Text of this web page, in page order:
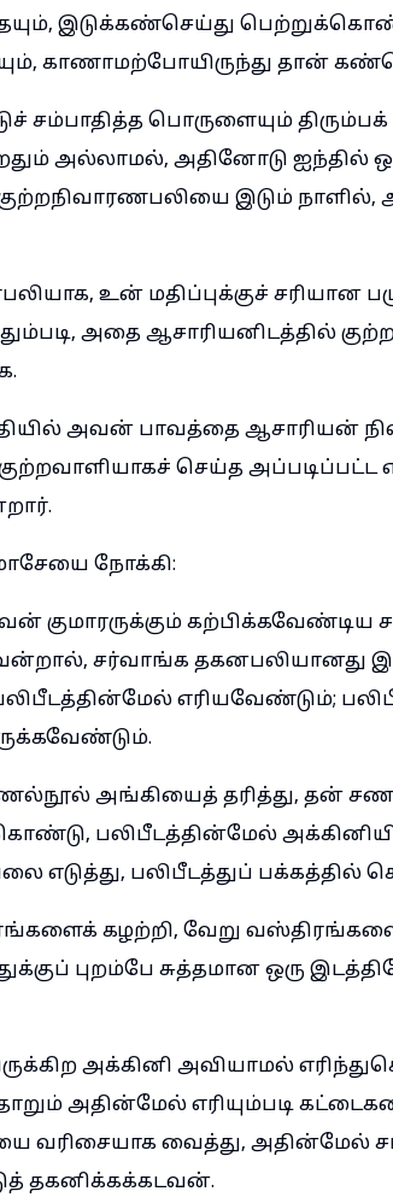
இடுக்கண்செய்து
காணாமற்போயிருந்து தான்
சம்பாதித்த பொருளையும்
அல்லாமல், அதினோடு ஐந்தில்
இடும் நாளில்,
உன் மதிப்புக்குச் சரியான
அதை ஆசாரியனிடத்தில்
அவன் பாவத்தை ஆசாரியன்
செய்த அப்படிப்பட்ட
நோக்கி:
குமாரருக்கும் கற்பிக்கவேண்டிய
சர்வாங்க தகனபலியானது
எரியவேண்டும்;
அங்கியைத் தரித்து, தன்
பலிபீடத்தின்மேல்
எடுத்து, பலிபீடத்துப் பக்கத்தில்
கழற்றி, வேறு
புறம்பே சுத்தமான ஒரு
அக்கினி அவியாமல்
அதின்மேல் எரியும்படி
வரிசையாக வைத்து, அதின்மேல்
தகனிக்கக்கடவன்.